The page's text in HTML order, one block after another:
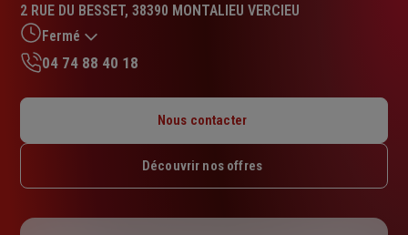
4.7
sur
5
étoiles
2 RUE DU BESSET, 38390 MONTALIEU VERCIEU
Fermé
Mardi : 09h – 12h30 / 14h – 18h
Jeudi : 09h – 12h30 / 13h30 – 18h
Dimanche : Fermé
04 74 88 40 18
Nous contacter
Découvrir nos offres